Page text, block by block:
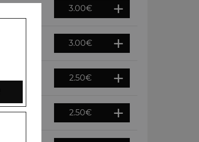
3.00€
3.00€
2.50€
2.50€